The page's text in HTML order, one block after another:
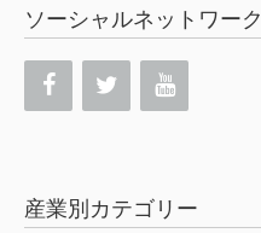
ソーシャルネットワーク
産業別カテゴリー